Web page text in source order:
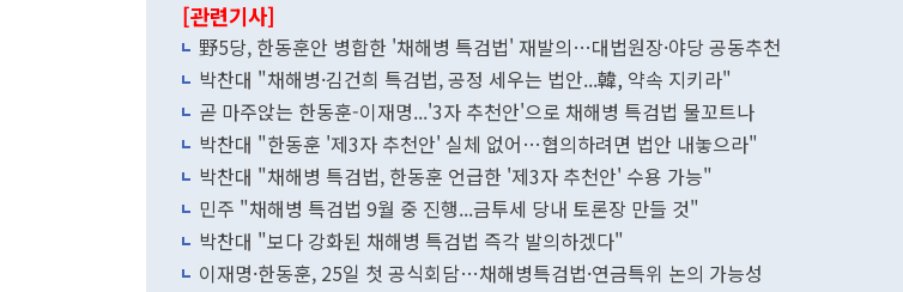
[관련기사]
野5당, 한동훈안 병합한 '채해병 특검법' 재발의…대법원장·야당 공동추천
박찬대 "채해병·김건희 특검법, 공정 세우는 법안...韓, 약속 지키라"
곧 마주앉는 한동훈-이재명...'3자 추천안'으로 채해병 특검법 물꼬트나
박찬대 "한동훈 '제3자 추천안' 실체 없어…협의하려면 법안 내놓으라"
박찬대 "채해병 특검법, 한동훈 언급한 '제3자 추천안' 수용 가능"
민주 "채해병 특검법 9월 중 진행...금투세 당내 토론장 만들 것"
박찬대 "보다 강화된 채해병 특검법 즉각 발의하겠다"
이재명·한동훈, 25일 첫 공식회담…채해병특검법·연금특위 논의 가능성